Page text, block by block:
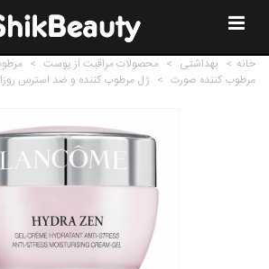
خانه > بهداشتی > محصولات مراقبت از پوست >
مرطوب کننده صورت > ژل مرطوب کننده و ضد استرس